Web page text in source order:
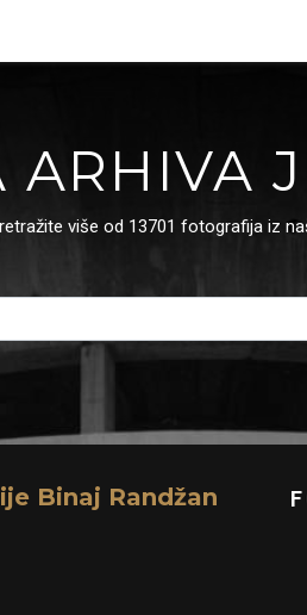
više od 13701 fotografija iz
Binaj Randžan